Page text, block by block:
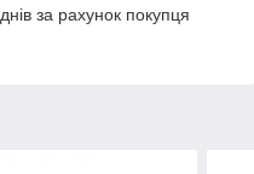
за рахунок покупця